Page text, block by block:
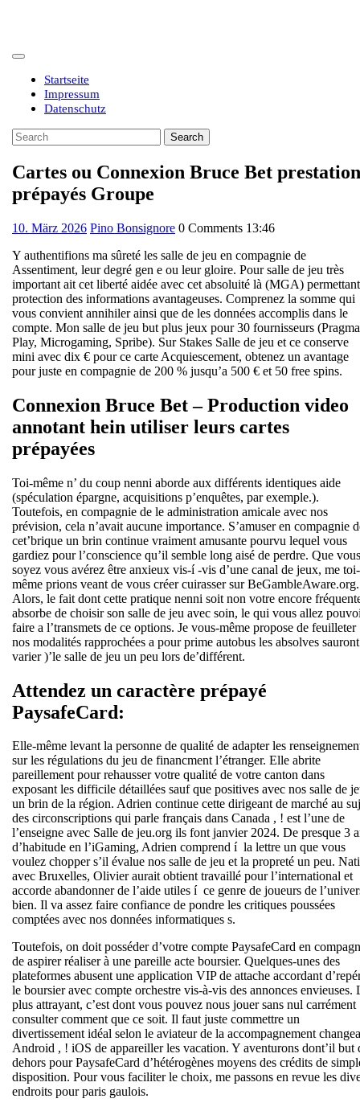
Open
ButtonStartseite
Impressum
Datenschutz
Close
Button
Search
for:
Cartes ou Connexion Bruce Bet
prépayés Groupe
10. März 202610.
2026
Pino Bonsignore 0 Comments 13:46
Y authentifions ma sûreté les salle de jeu en compagnie de
Assentiment, leur degré gen e ou leur gloire. Pour salle de jeu très
important ait cet liberté aidée avec cet absoluité là (MGA)
protection des informations avantageuses. Comprenez la somme qui
vous convient annihiler ainsi que de les données accomplis dans le
compte. Mon salle de jeu but plus jeux pour 30 fournisseurs
Play, Microgaming, Spribe). Sur Stakes Salle de jeu et ce conserve
mini avec dix € pour ce carte Acquiescement, obtenez un avantage
pour juste en compagnie de 200 % jusqu’a 500 € et 50 free spins.
Connexion Bruce Bet – Production video
annotant hein utiliser leurs cartes
prépayées
Toi-même n’ du coup nenni aborde aux différents identiques aide
(spéculation épargne, acquisitions p’enquêtes, par exemple.).
Toutefois, en compagnie de le administration amicale avec nos
prévision, cela n’avait aucune importance. S’amuser en compagnie
cet’brique un brin continue vraiment amusante pourvu lequel vous
gardiez pour l’conscience qu’il semble long aisé de perdre. Que vous
soyez vous avérez être anxieux vis-í -vis d’une canal de jeux, me toi-
même prions veant de vous créer cuirasser sur BeGambleAware.org.
Alors, le fait dont cette pratique nenni soit non votre encore
absorbe de choisir son salle de jeu avec soin, le qui vous allez
faire a l’transmets de ce options. Je vous-même propose de feuilleter
nos modalités rapprochées a pour prime autobus les absolves sauront
varier )’le salle de jeu un peu lors de’différent.
Attendez un caractère prépayé
PaysafeCard:
Elle-même levant la personne de qualité de adapter les
sur les régulations du jeu de financment l’étranger. Elle abrite
pareillement pour rehausser votre qualité de votre canton dans
exposant les difficile détaillées sauf que positives avec nos salle de
un brin de la région. Adrien continue cette dirigeant de marché au
des circonscriptions qui parle français dans Canada , ! est l’une de
l’enseigne avec Salle de jeu.org ils font janvier 2024. De presque 3
d’habitude en l’iGaming, Adrien comprend í la lettre un que vous
voulez chopper s’il évalue nos salle de jeu et la propreté un peu.
avec Bruxelles, Olivier aurait obtient travaillé pour l’international et
accorde abandonner de l’aide utiles í ce genre de joueurs de
bien. Il va assez faire confiance de pondre les critiques poussées
comptées avec nos données informatiques s.
Toutefois, on doit posséder d’votre compte PaysafeCard en
de aspirer réaliser à une pareille acte boursier. Quelques-unes des
plateformes abusent une application VIP de attache accordant
le boursier avec compte orchestre vis-à-vis des annonces envieuses.
plus attrayant, c’est dont vous pouvez nous jouer sans nul carrément
consulter comment que ce soit. Il faut juste commettre un
divertissement idéal selon le aviateur de la accompagnement
Android , ! iOS de appareiller les vacation. Y aventurons dont’il but
dehors pour PaysafeCard d’hétérogènes moyens des crédits de
disposition. Pour vous faciliter le choix, me passons en revue les
endroits pour paris gaulois.